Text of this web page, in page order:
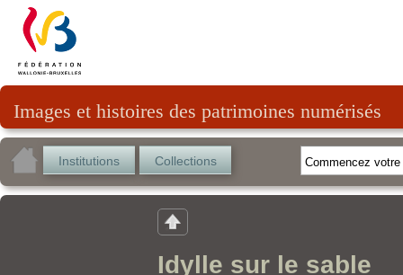
Images et histoires des patrimoines numérisés
Institutions Collections
Idylle sur le sable